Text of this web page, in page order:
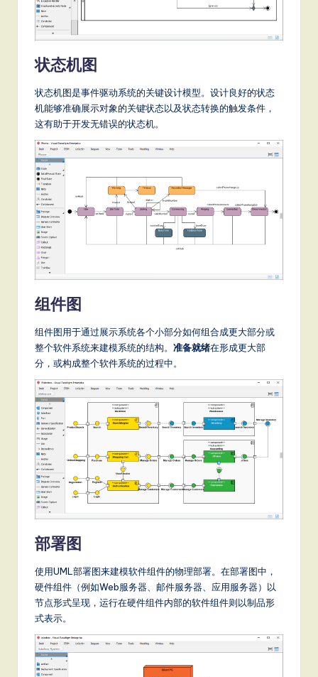
状态机图
状态机图是事件驱动系统的关键设计模型。设计良好的状态
机能够准确展示对象的关键状态以及状态转换的触发条件，
这有助于开发无错误的状态机。
组件图
组件图用于通过展示系统各个小部分如何组合成更大部分或
整个软件系统来建模系统的结构。 准备就绪在形成更大部
分，或构成整个软件系统的过程中。
部署图
使用UML部署图来建模软件组件的物理部署。在部署图中，
硬件组件（例如Web服务器、邮件服务器、应用服务器）以
节点形式呈现，运行在硬件组件内部的软件组件则以制品形
式表示。